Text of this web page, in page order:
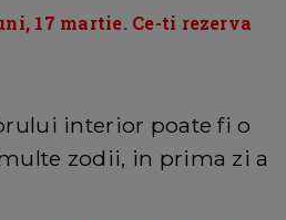
17 martie. Ce-ti rezerva
interior poate fi o
zodii, in prima zi a